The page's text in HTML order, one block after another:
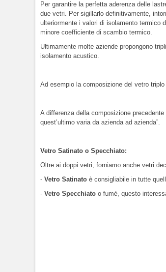
Per garantire la perfetta aderenza delle
due vetri. Per sigillarlo definitivamente,
ulteriormente i valori di isolamento termico
minore coefficiente di scambio termico.
Ultimamente molte aziende propongono
isolamento acustico.
Ad esempio la composizione del vetro
A differenza della composizione
quest’ultimo varia da azienda ad azienda”.
Vetro Satinato o Specchiato:
Oltre ai doppi vetri, forniamo anche vetri
- Vetro Satinato è consigliabile in tutte
- Vetro Specchiato o fumè, questo